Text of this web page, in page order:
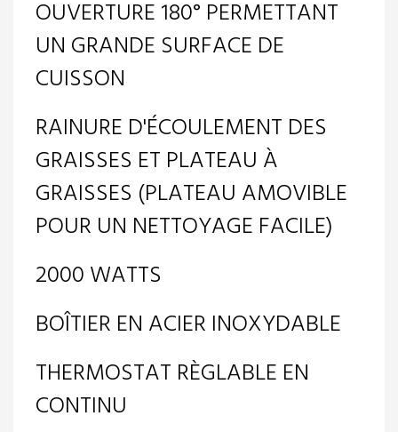
OUVERTURE 180° PERMETTANT
UN GRANDE SURFACE DE
CUISSON
RAINURE D'ÉCOULEMENT DES
GRAISSES ET PLATEAU À
GRAISSES (PLATEAU AMOVIBLE
POUR UN NETTOYAGE FACILE)
2000 WATTS
BOÎTIER EN ACIER INOXYDABLE
THERMOSTAT RÈGLABLE EN
CONTINU